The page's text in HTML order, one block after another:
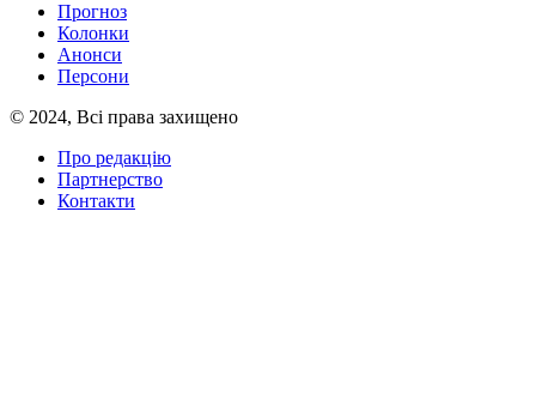
Прогноз
Колонки
Анонси
Персони
© 2024, Всі права захищено
Про редакцію
Партнерство
Контакти